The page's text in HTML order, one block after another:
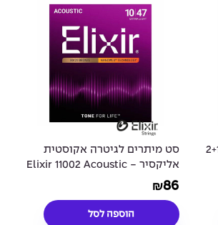
לגיטרה אקוסטית 2+1
סט מיתרים לגיטרה אקוסטית
אליקסיר - Elixir 11002 Acoustic
80/20 NANOWEB® Coated 10-
₪86
הוספה לסל